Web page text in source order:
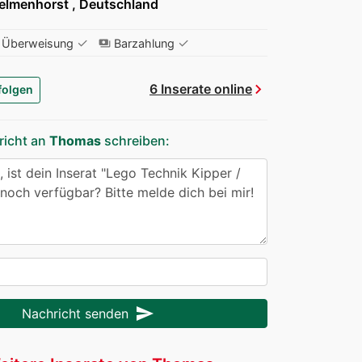
, Deutschland
Überweisung ✓ paymentsBarzahlung ✓
6 Inserate onlinechevron_right
an Thomas schreiben:
Nachricht senden send